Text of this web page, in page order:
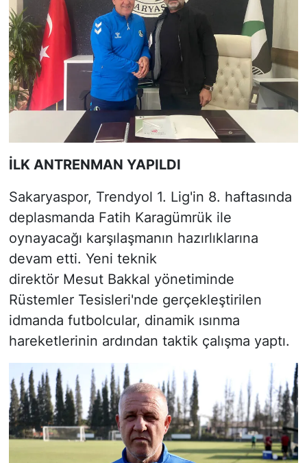
İLK ANTRENMAN YAPILDI
Sakaryaspor, Trendyol 1. Lig'in 8. haftasında
deplasmanda Fatih Karagümrük ile
oynayacağı karşılaşmanın hazırlıklarına
devam etti. Yeni teknik
direktör Mesut Bakkal yönetiminde
Rüstemler Tesisleri'nde gerçekleştirilen
idmanda futbolcular, dinamik ısınma
hareketlerinin ardından taktik çalışma yaptı.